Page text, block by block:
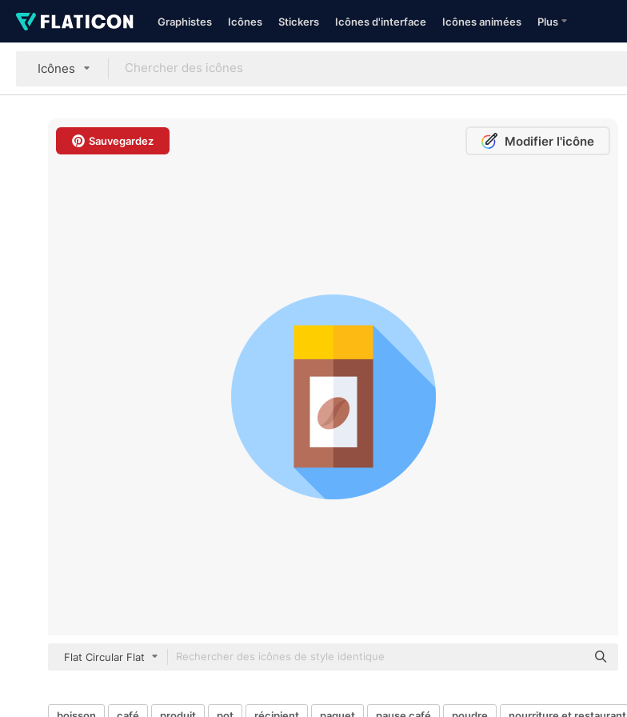
Graphistes Icônes Stickers Icônes d'interface Icônes animées Plus
Icônes
Sauvegardez Modifier l'icône
Flat Circular Flat